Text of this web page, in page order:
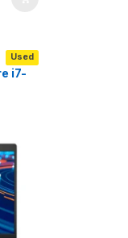
Used
i7-